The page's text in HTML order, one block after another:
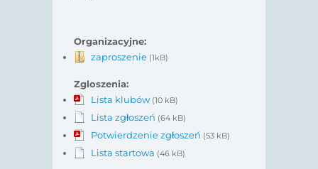
Organizacyjne:
zaproszenie (1kB)
Zgloszenia:
Lista klubów (10 kB)
Lista zgłoszeń (64 kB)
Potwierdzenie zgłoszeń (53 kB)
Lista startowa (46 kB)